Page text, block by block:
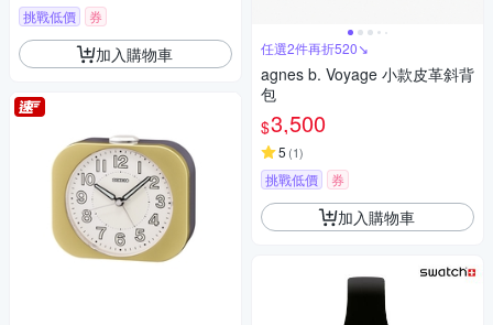
挑戰低價 券
加入購物車 任選2件再折520↘
agnes b. Voyage 小款皮革斜背
包
$3,500
5 (1)
挑戰低價 券
加入購物車